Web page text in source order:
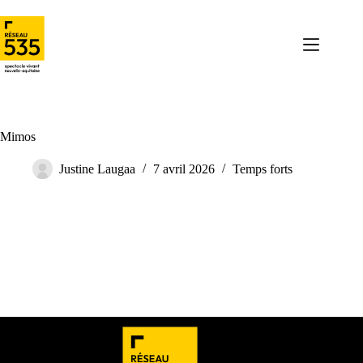
Mimos
Justine Laugaa 7 avril 2026 Temps forts